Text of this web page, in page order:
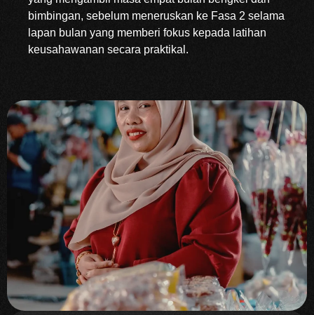
bimbingan, sebelum meneruskan ke Fasa 2 selama
lapan bulan yang memberi fokus kepada latihan
keusahawanan secara praktikal.